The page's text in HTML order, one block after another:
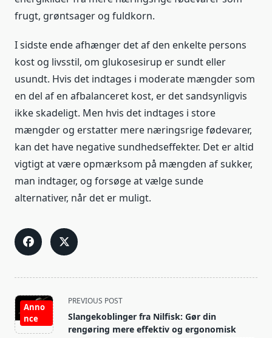
frugt, grøntsager og fuldkorn.
I sidste ende afhænger det af den enkelte persons
kost og livsstil, om glukosesirup er sundt eller
usundt. Hvis det indtages i moderate mængder som
en del af en afbalanceret kost, er det sandsynligvis
ikke skadeligt. Men hvis det indtages i store
mængder og erstatter mere næringsrige fødevarer,
kan det have negative sundhedseffekter. Det er altid
vigtigt at være opmærksom på mængden af sukker,
man indtager, og forsøge at vælge sunde
alternativer, når det er muligt.
<span
class="nav-
subtitle
Anno
nce
PREVIOUS POST
Slangekoblinger fra Nilfisk: Gør din
rengøring mere effektiv og ergonomisk